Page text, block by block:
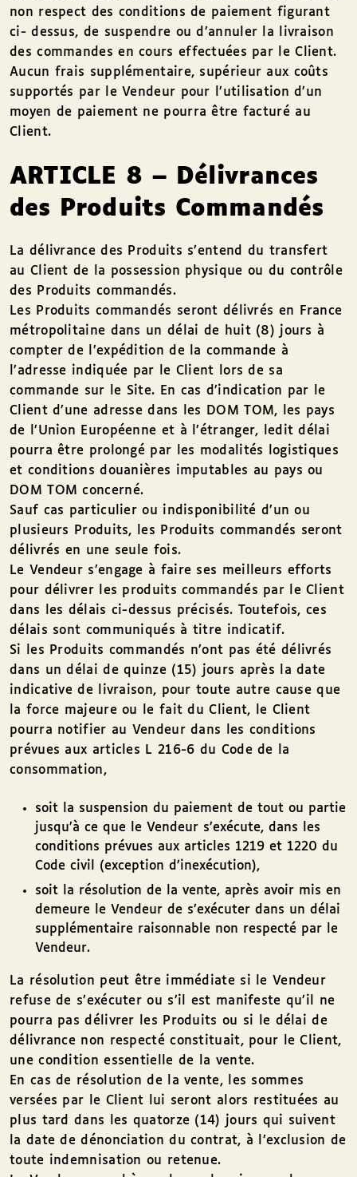
non respect des conditions de paiement figurant
ci- dessus, de suspendre ou d’annuler la livraison
des commandes en cours effectuées par le Client.
Aucun frais supplémentaire, supérieur aux coûts
supportés par le Vendeur pour l’utilisation d’un
moyen de paiement ne pourra être facturé au
Client.
ARTICLE 8 – Délivrances
des Produits Commandés
La délivrance des Produits s’entend du transfert
au Client de la possession physique ou du contrôle
des Produits commandés.
Les Produits commandés seront délivrés en France
métropolitaine dans un délai de huit (8) jours à
compter de l’expédition de la commande à
l’adresse indiquée par le Client lors de sa
commande sur le Site. En cas d’indication par le
Client d’une adresse dans les DOM TOM, les pays
de l’Union Européenne et à l’étranger, ledit délai
pourra être prolongé par les modalités logistiques
et conditions douanières imputables au pays ou
DOM TOM concerné.
Sauf cas particulier ou indisponibilité d’un ou
plusieurs Produits, les Produits commandés seront
délivrés en une seule fois.
Le Vendeur s’engage à faire ses meilleurs efforts
pour délivrer les produits commandés par le Client
dans les délais ci-dessus précisés. Toutefois, ces
délais sont communiqués à titre indicatif.
Si les Produits commandés n’ont pas été délivrés
dans un délai de quinze (15) jours après la date
indicative de livraison, pour toute autre cause que
la force majeure ou le fait du Client, le Client
pourra notifier au Vendeur dans les conditions
prévues aux articles L 216-6 du Code de la
consommation,
soit la suspension du paiement de tout ou partie
jusqu’à ce que le Vendeur s’exécute, dans les
conditions prévues aux articles 1219 et 1220 du
Code civil (exception d’inexécution),
soit la résolution de la vente, après avoir mis en
demeure le Vendeur de s’exécuter dans un délai
supplémentaire raisonnable non respecté par le
Vendeur.
La résolution peut être immédiate si le Vendeur
refuse de s’exécuter ou s’il est manifeste qu’il ne
pourra pas délivrer les Produits ou si le délai de
délivrance non respecté constituait, pour le Client,
une condition essentielle de la vente.
En cas de résolution de la vente, les sommes
versées par le Client lui seront alors restituées au
plus tard dans les quatorze (14) jours qui suivent
la date de dénonciation du contrat, à l’exclusion de
toute indemnisation ou retenue.